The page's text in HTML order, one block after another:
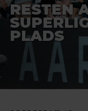
RESTEN
PLADS